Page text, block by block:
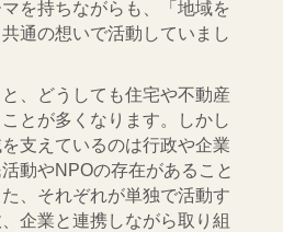
を持ちながらも、「地域を
通の想いで活動していまし
、どうしても住宅や不動産
とが多くなります。しかし
支えているのは行政や企業
動やNPOの存在があること
、それぞれが単独で活動す
企業と連携しながら取り組